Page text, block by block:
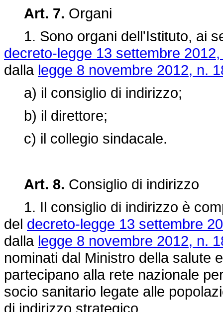
Art. 7. Organi
1. Sono organi dell'Istituto, ai
decreto-legge 13 settembre
dalla legge 8 novembre 2012, n.
a) il consiglio di indirizzo;
b) il direttore;
c) il collegio sindacale.
Art. 8. Consiglio di indirizzo
1. Il consiglio di indirizzo è
del decreto-legge 13 settembre
dalla legge 8 novembre 2012, n.
nominati dal Ministro della salute
partecipano alla rete nazionale
socio sanitario legate alle
di indirizzo strategico.